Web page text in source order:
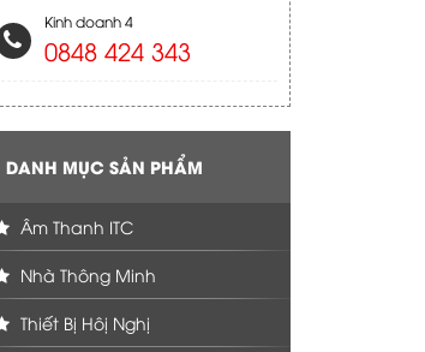
Kinh doanh 4
0848 424 343
DANH MỤC SẢN PHẨM
Âm Thanh ITC
Nhà Thông Minh
Thiết Bị Hôị Nghị